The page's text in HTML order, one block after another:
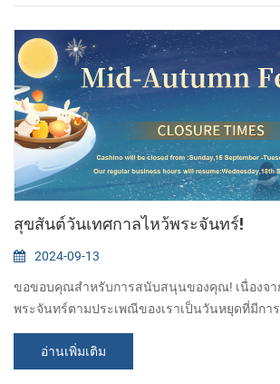
ข้อความไว้ให้เราได้ และเราจะตอบกลับคุณโดย
CASHINO คือ ผู้ผลิตโซลูชั่นการ...
สุขสันต์วันเทศกาลไหว้พระจันทร์!
2024-09-13
ขอขอบคุณสำหรับการสนับสนุนของคุณ! เนื่องจา
พระจันทร์ตามประเพณีของเราเป็นวันหยุดที่มีกา
ครอบครัว เราจะหยุดพักผ่อนเป็นเวลาสามวัน (15
กันยายน) เราจะกลับมาทำงานอีกครั้งในวันที่ 18
ต้องการปรึกษาผลิตภัณฑ์ของเรา กรุณาฝากข้อควา
อ่านเพิ่มเติม